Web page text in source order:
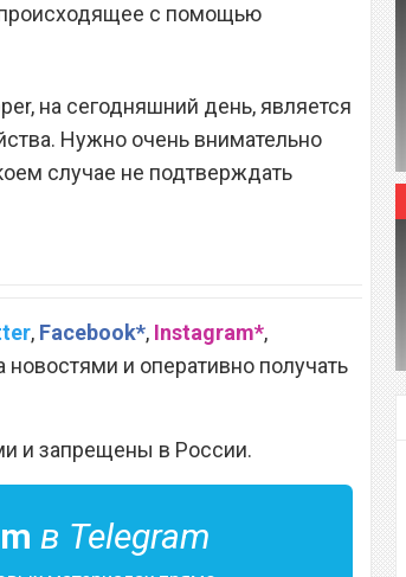
с помощью
на сегодняшний день, является
Нужно очень внимательно
случае не подтверждать
, Facebook*, Instagram*,
новостями и оперативно получать
и запрещены в России.
в Telegram